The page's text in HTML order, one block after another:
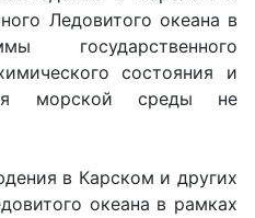
Ледовитого океана в
государственного
состояния и
морской среды не
в Карском и других
океана в рамках